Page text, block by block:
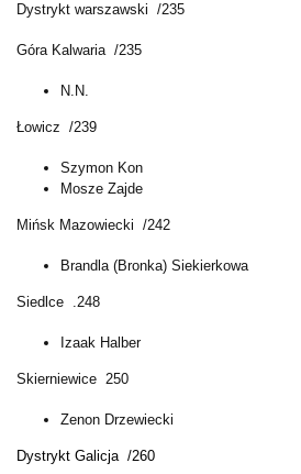
Dystrykt warszawski /235
Góra Kalwaria /235
N.N.
Łowicz /239
Szymon Kon
Mosze Zajde
Mińsk Mazowiecki /242
Brandla (Bronka) Siekierkowa
Siedlce .248
Izaak Halber
Skierniewice 250
Zenon Drzewiecki
Dystrykt Galicja /260